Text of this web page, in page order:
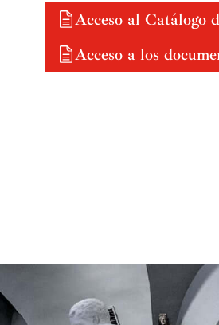
Acceso al Catálogo
Acceso a los